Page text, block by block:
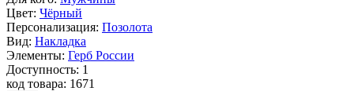
Цвет: Чёрный
Персонализация: Позолота
Вид: Накладка
Элементы: Герб России
Доступность: 1
код товара: 1671